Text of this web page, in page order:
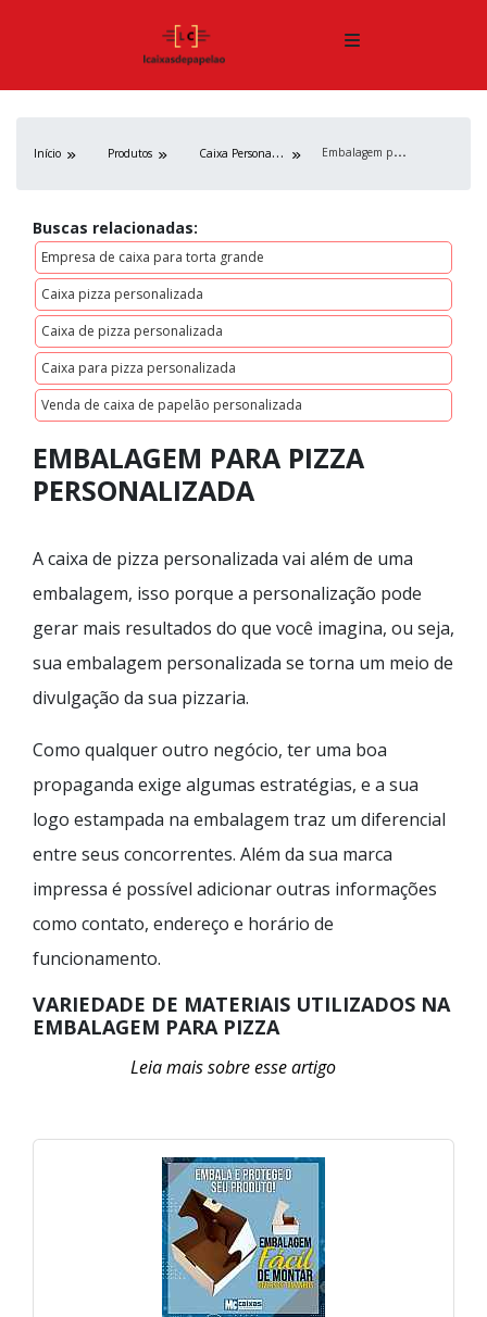
Início Produtos C
aixa Personalizada E
mbalagem para pizza personalizada
Buscas relacionadas:
Empresa de caixa para torta grande
Caixa pizza personalizada
Caixa de pizza personalizada
Caixa para pizza personalizada
Venda de caixa de papelão personalizada
EMBALAGEM PARA PIZZA
PERSONALIZADA
A caixa de pizza personalizada vai além de uma
embalagem, isso porque a personalização pode
gerar mais resultados do que você imagina, ou seja,
sua embalagem personalizada se torna um meio de
divulgação da sua pizzaria.
Como qualquer outro negócio, ter uma boa
propaganda exige algumas estratégias, e a sua
logo estampada na embalagem traz um diferencial
entre seus concorrentes. Além da sua marca
impressa é possível adicionar outras informações
como contato, endereço e horário de
funcionamento.
VARIEDADE DE MATERIAIS UTILIZADOS NA
EMBALAGEM PARA PIZZA